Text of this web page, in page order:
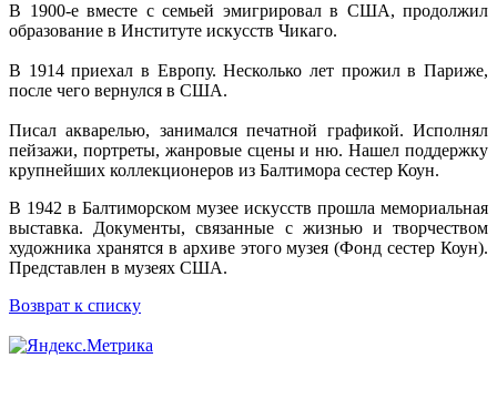
В 1900-е вместе с семьей эмигрировал в США, продолжил
образование в Институте искусств Чикаго.
В 1914 приехал в Европу. Несколько лет прожил в Париже,
после чего вернулся в США.
Писал акварелью, занимался печатной графикой. Исполнял
пейзажи, портреты, жанровые сцены и ню. Нашел поддержку
крупнейших коллекционеров из Балтимора сестер Коун.
В 1942 в Балтиморском музее искусств прошла мемориальная
выставка. Документы, связанные с жизнью и творчеством
художника хранятся в архиве этого музея (Фонд сестер Коун).
Представлен в музеях США.
Возврат к списку